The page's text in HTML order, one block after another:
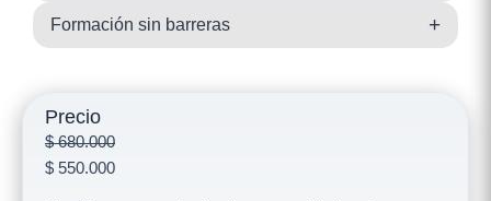
Formación sin barreras +
Precio
$680.000
$ 550.000